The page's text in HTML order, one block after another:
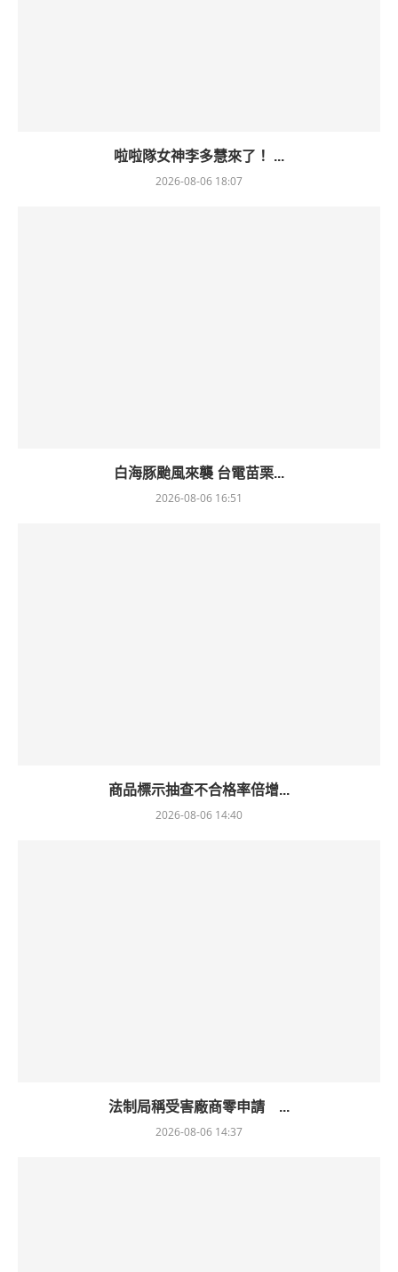
啦啦隊女神李多慧來了！ ...
2026-08-06 18:07
白海豚颱風來襲 台電苗栗...
2026-08-06 16:51
商品標示抽查不合格率倍增...
2026-08-06 14:40
法制局稱受害廠商零申請 ...
2026-08-06 14:37